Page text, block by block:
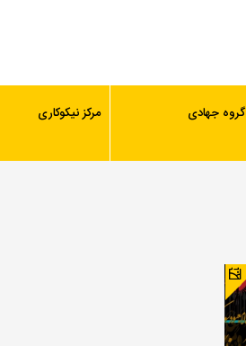
گروه جهادی مرکز نیکوکاری